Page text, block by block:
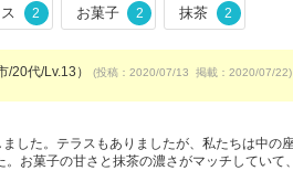
2 お菓子 2 抹茶 2
/20代/Lv.13） (投稿：2020/07/13 掲載：2020/07/22)
した。テラスもありましたが、私たちは中の
お菓子の甘さと抹茶の濃さがマッチしていて